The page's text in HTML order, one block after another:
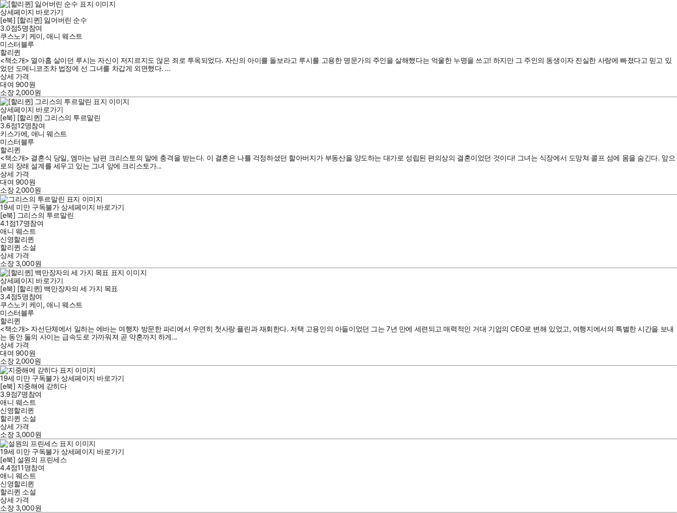
상세페이지 바로가기
[e북] [할리퀸] 잃어버린 순수
3.0점5명참여
쿠스노키 케이,애니 웨스트
미스터블루
할리퀸
<책소개> 열아홉 살이던 루시는 자신이 저지르지도 않은 죄로 투옥되었다. 자신의 아이를 돌보라고 루시를 고용한 명문가의 주인을 살해했다는 억울한 누명을 쓰고! 하지만 그 주인의 동생이자 진실한 사랑에 빠졌다고 믿고 있
었던 도메니코조차 법정에 선 그녀를 차갑게 외면했다. ...
상세 가격
대여 900원
소장 2,000원
상세페이지 바로가기
[e북] [할리퀸] 그리스의 투르말린
3.6점12명참여
키스가에, 애니 웨스트
미스터블루
할리퀸
<책소개> 결혼식 당일, 엠마는 남편 크리스토의 말에 충격을 받는다. 이 결혼은 나를 걱정하셨던 할아버지가 부동산을 양도하는 대가로 성립된 편의상의 결혼이었던 것이다! 그녀는 식장에서 도망쳐 콜프 섬에 몸을 숨긴다. 앞으
로의 장래 설계를 세우고 있는 그녀 앞에 크리스토가...
상세 가격
대여 900원
소장 2,000원
19세 미만 구독불가 상세페이지 바로가기
[e북] 그리스의 투르말린
4.1점17명참여
애니 웨스트
신영할리퀸
할리퀸 소설
상세 가격
소장 3,000원
상세페이지 바로가기
[e북] [할리퀸] 백만장자의 세 가지 목표
3.4점5명참여
쿠스노키 케이,애니 웨스트
미스터블루
할리퀸
<책소개> 자선단체에서 일하는 에바는 여행차 방문한 파리에서 우연히 첫사랑 플린과 재회한다. 저택 고용인의 아들이었던 그는 7년 만에 세련되고 매력적인 거대 기업의 CEO로 변해 있었고, 여행지에서의 특별한 시간을 보내
는 동안 둘의 사이는 급속도로 가까워져 곧 약혼까지 하게...
상세 가격
대여 900원
소장 2,000원
19세 미만 구독불가 상세페이지 바로가기
[e북] 지중해에 갇히다
3.9점7명참여
애니 웨스트
신영할리퀸
할리퀸 소설
상세 가격
소장 3,000원
19세 미만 구독불가 상세페이지 바로가기
[e북] 설원의 프린세스
4.4점11명참여
애니 웨스트
신영할리퀸
할리퀸 소설
상세 가격
소장 3,000원